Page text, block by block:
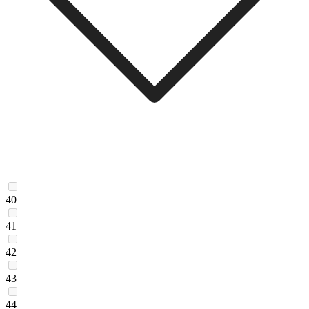
40
41
42
43
44